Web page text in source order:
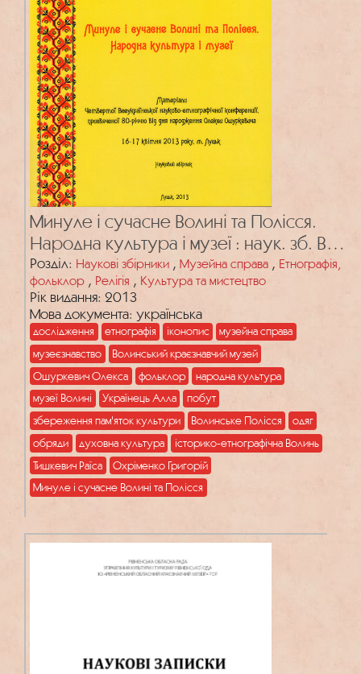
Минуле і сучасне Волині та Полісся.
Народна культура і музеї : наук. зб. Вип.
44
Розділ: Наукові збірники , Музейна справа , Етнографія,
фольклор , Релігія , Культура та мистецтво
Рік видання: 2013
Мова документа: українська
дослідження етнографія іконопис
музейна справа
музеєзнавство
Волинський краєзнавчий музей
Ошуркевич Олекса
фольклор
народна культура
музеї Волині
Українець Алла
побут
збереження пам'яток культури
Волинське Полісся
одяг
обряди
духовна культура
історико-етнографічна Волинь
Тишкевич Раїса
Охріменко Григорій
Минуле і сучасне Волині та Полісся